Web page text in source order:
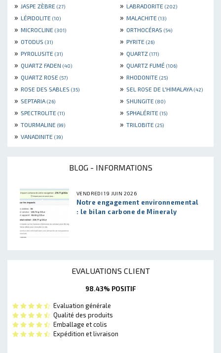
» JASPE ZÈBRE (27) » LABRADORITE (202)
» LÉPIDOLITE (10) » MALACHITE (13)
» MICROCLINE (301) » ORTHOCÉRAS (54)
» OTODUS (31) » PYRITE (26)
» PYROLUSITE (31) » QUARTZ (171)
» QUARTZ FADEN (40) » QUARTZ FUMÉ (106)
» QUARTZ ROSE (57) » RHODONITE (25)
» ROSE DES SABLES (35) » SEL ROSE DE L'HIMALAYA (42)
» SEPTARIA (26) » SHUNGITE (80)
» SPECTROLITE (11) » SPHALÉRITE (15)
» TOURMALINE (99) » TRILOBITE (25)
» VANADINITE (39)
BLOG - INFORMATIONS
VENDREDI 19 JUIN 2026
Notre engagement environnemental
: le bilan carbone de Mineraly
EVALUATIONS CLIENT
98.43% POSITIF
Evaluation générale
Qualité des produits
Emballage et colis
Expédition et livraison